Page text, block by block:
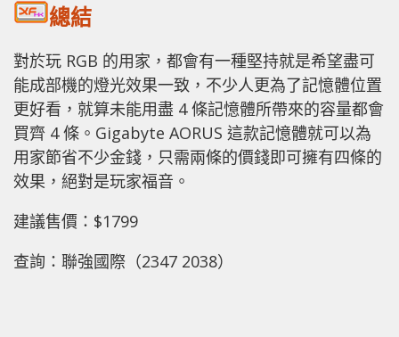
總結
對於玩 RGB 的用家，都會有一種堅持就是希望盡可
能成部機的燈光效果一致，不少人更為了記憶體位置
更好看，就算未能用盡 4 條記憶體所帶來的容量都會
買齊 4 條。Gigabyte AORUS 這款記憶體就可以為
用家節省不少金錢，只需兩條的價錢即可擁有四條的
效果，絕對是玩家福音。
建議售價：$1799
查詢：聯強國際（2347 2038）